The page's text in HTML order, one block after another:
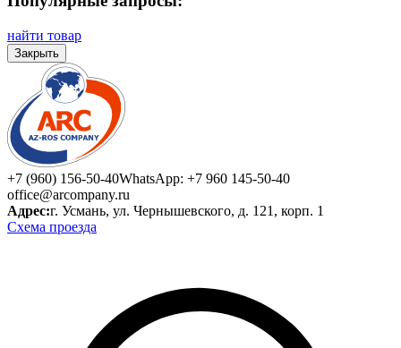
найти товар
Закрыть
+7 (960) 156-50-40WhatsApp: +7 960 145-50-40
office@arcompany.ru
Адрес:г. Усмань, ул. Чернышевского, д. 121, корп. 1
Схема проезда